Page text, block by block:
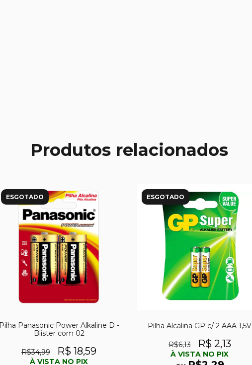
Produtos relacionados
ESGOTADO
Pilha Panasonic Power Alkaline D -
Blister com 02
R$34,99 R$ 18,59
À VISTA NO PIX
ESGOTADO
Pilha Alcalina GP c/ 2 AAA 1,5V
R$6,13 R$ 2,13
À VISTA NO PIX